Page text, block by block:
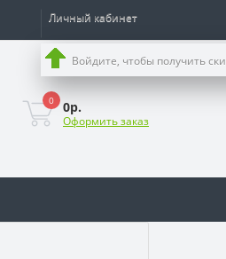
Личный кабинет
Войдите, чтобы получить
0 0р.
Оформить заказ